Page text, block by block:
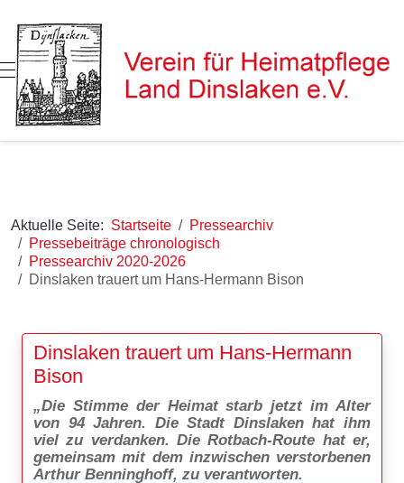
Mobile Menu Toggle
Aktuelle Seite: Startseite
Pressearchiv
Pressebeiträge chronologisch
Pressearchiv 2020-2026
Dinslaken trauert um Hans-Hermann Bison
Dinslaken trauert um Hans-Hermann
Bison
„Die Stimme der Heimat starb jetzt im Alter
von 94 Jahren. Die Stadt Dinslaken hat ihm
viel zu verdanken. Die Rotbach-Route hat er,
gemeinsam mit dem inzwischen verstorbenen
Arthur Benninghoff, zu verantworten.